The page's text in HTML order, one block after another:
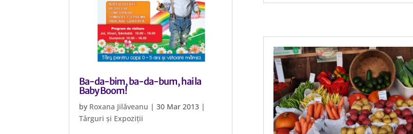
Ba-da-bim, ba-da-bum, hai la
Baby Boom!
by Roxana Jilăveanu |30 Mar 2013 |
Târguri și Expoziții